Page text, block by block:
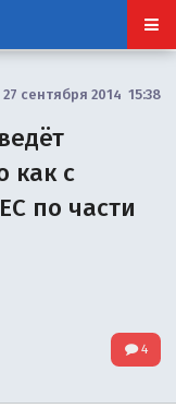
27 сентября 2014 15:38
как с
по части
4